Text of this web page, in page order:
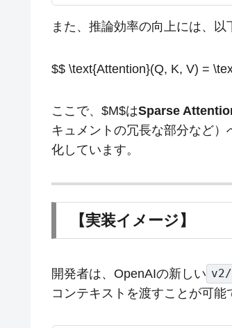
また、推論効率の向上には、以
$$ \text{Attention}(Q, K, V) =
ここで、$M$はSparse
キュメントの冗長な部分など
化しています。
【実装イメージ】
開発者は、OpenAIの新しい
コンテキストを渡すことが可能